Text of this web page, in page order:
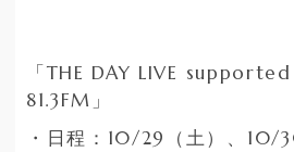
「THE DAY LIVE
81.3FM」
・日程：10/29（土）、10/